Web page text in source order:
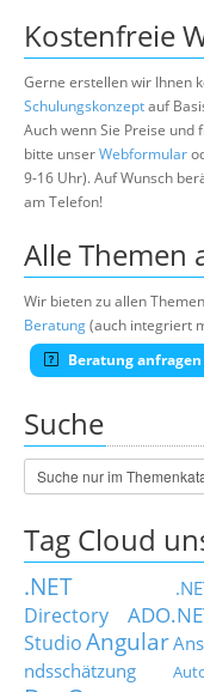
Kostenfreie
Gerne erstellen wir Ihnen
Schulungskonzeptauf
Auch wenn Sie Preise
bitte unserWebformular
9-16 Uhr). Auf Wunsch
am Telefon!
Alle Themen
Wir bieten zu allen
Beratung(auch integriert
Beratung anfragen
Suche
Tag Cloud
.NET
Directory
StudioAngular
ndsschätzung